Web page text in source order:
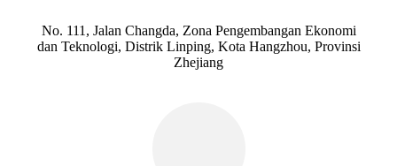
No. 111, Jalan Changda, Zona Pengembangan Ekonomi
dan Teknologi, Distrik Linping, Kota Hangzhou, Provinsi
Zhejiang